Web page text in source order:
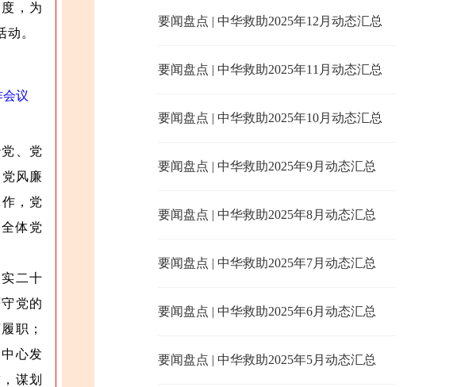
，为
。
会议
、党
风廉
，党
体党
二十
党的
职；
心发
谋划
要闻盘点 | 中华救助2025年12月动态汇总
要闻盘点 | 中华救助2025年11月动态汇总
要闻盘点 | 中华救助2025年10月动态汇总
要闻盘点 | 中华救助2025年9月动态汇总
要闻盘点 | 中华救助2025年8月动态汇总
要闻盘点 | 中华救助2025年7月动态汇总
要闻盘点 | 中华救助2025年6月动态汇总
要闻盘点 | 中华救助2025年5月动态汇总